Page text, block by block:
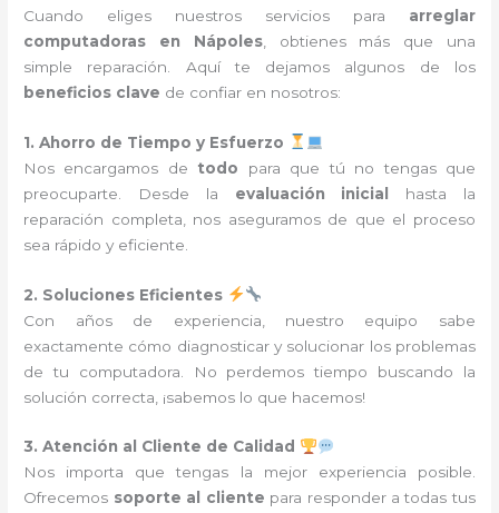
Cuando eliges nuestros servicios para arreglar
computadoras en Nápoles, obtienes más que una
simple reparación. Aquí te dejamos algunos de los
beneficios clave de confiar en nosotros:
1. Ahorro de Tiempo y Esfuerzo
Nos encargamos de todo para que tú no tengas que
preocuparte. Desde la evaluación inicial
hasta la
reparación completa, nos aseguramos de que el proceso
sea rápido y eficiente.
2. Soluciones Eficientes
Con años de experiencia, nuestro equipo sabe
exactamente cómo diagnosticar y solucionar los problemas
de tu computadora. No perdemos tiempo buscando la
solución correcta, ¡sabemos lo que hacemos!
3. Atención al Cliente de Calidad
Nos importa que tengas la mejor experiencia posible.
Ofrecemos soporte al cliente para responder a todas tus